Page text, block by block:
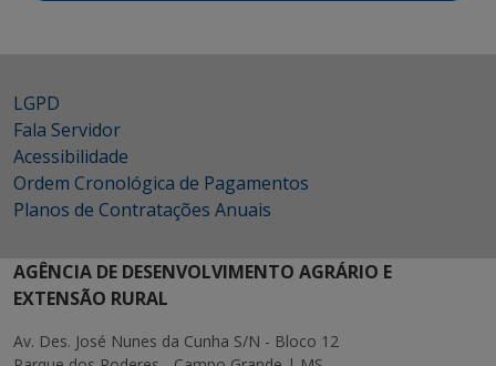
LGPD
Fala Servidor
Acessibilidade
Ordem Cronológica de Pagamentos
Planos de Contratações Anuais
AGÊNCIA DE DESENVOLVIMENTO AGRÁRIO E
EXTENSÃO RURAL
Av. Des. José Nunes da Cunha S/N - Bloco 12